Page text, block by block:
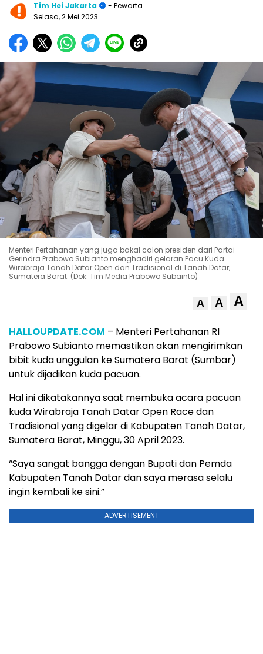
Tim Hei Jakarta
- Pewarta
Selasa, 2 Mei 2023
Menteri Pertahanan yang juga bakal calon presiden dari Partai
Gerindra Prabowo Subianto menghadiri gelaran Pacu Kuda
Wirabraja Tanah Datar Open dan Tradisional di Tanah Datar,
Sumatera Barat. (Dok. Tim Media Prabowo Subainto)
A A A
HALLOUPDATE.COM – Menteri Pertahanan RI
Prabowo Subianto memastikan akan mengirimkan
bibit kuda unggulan ke Sumatera Barat (Sumbar)
untuk dijadikan kuda pacuan.
Hal ini dikatakannya saat membuka acara pacuan
kuda Wirabraja Tanah Datar Open Race dan
Tradisional yang digelar di Kabupaten Tanah Datar,
Sumatera Barat, Minggu, 30 April 2023.
“Saya sangat bangga dengan Bupati dan Pemda
Kabupaten Tanah Datar dan saya merasa selalu
ingin kembali ke sini.”
ADVERTISEMENT